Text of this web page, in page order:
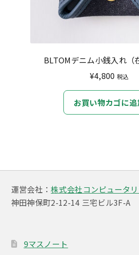
BLTOMデニム小銭入れ（
¥4,800 税込
お買い物カゴに追
運営会社：株式会社コンピュータ
神田神保町2-12-14 三宅ビル3F-A
9マスノート